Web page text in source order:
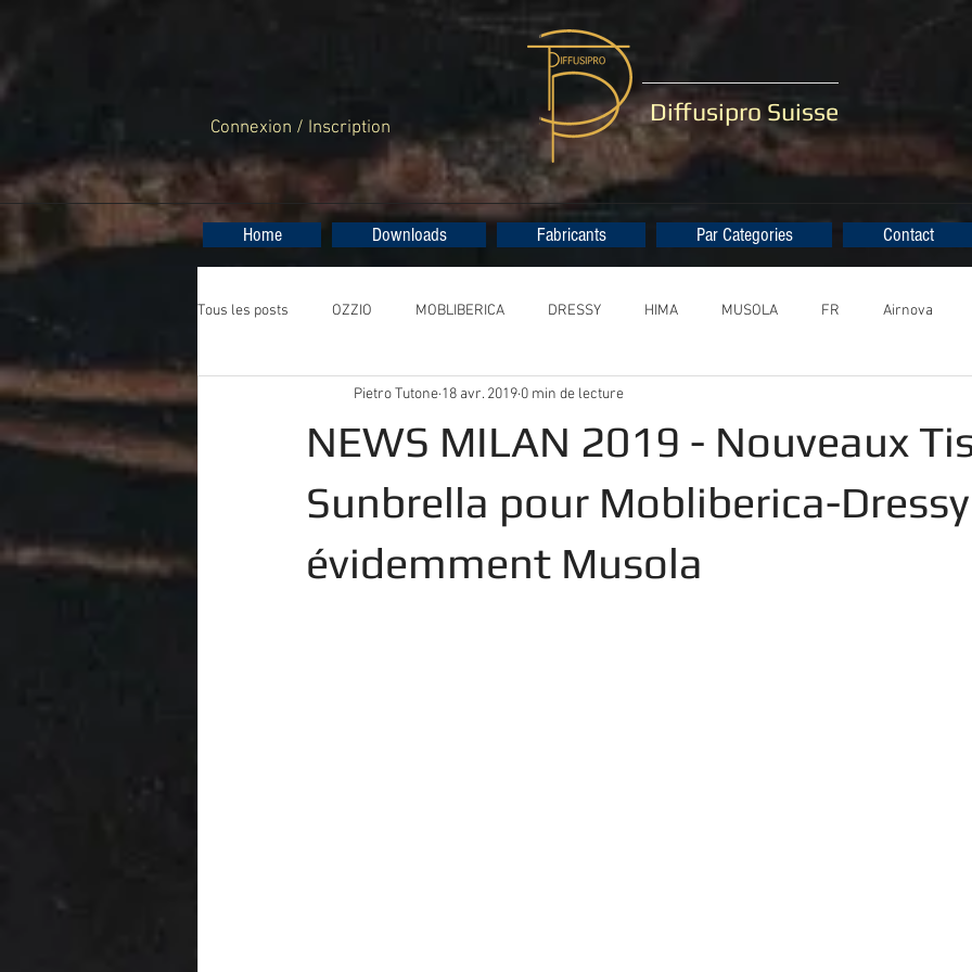
Connexion / Inscription
Diffusipro Suisse
Home Downloads Fabricants Par Categories Contact
Tous les posts OZZIO MOBLIBERICA DRESSY HIMA MUSOLA FR Airnova
NEWS MILAN 2019 - Nouveaux
Sunbrella pour Mobliberica-
évidemment Musola
Pietro Tutone 18 avr. 2019 0 min de lecture